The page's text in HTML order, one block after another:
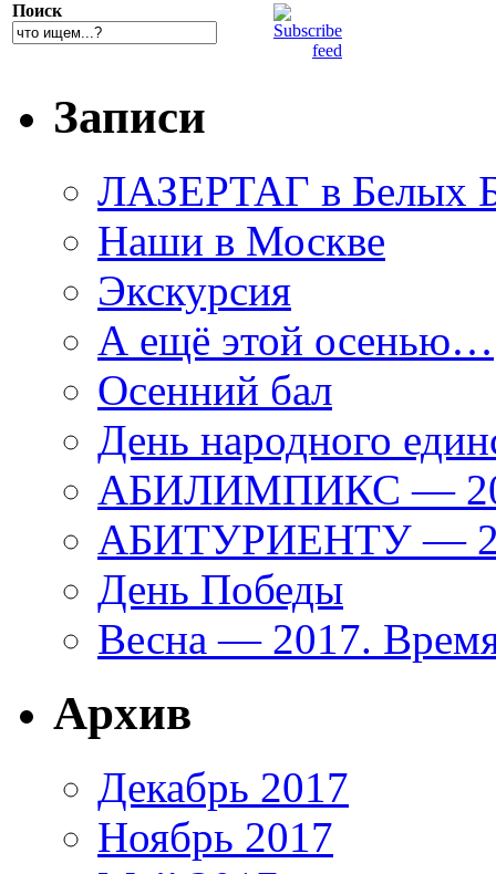
Поиск
Записи
ЛАЗЕРТАГ в Белых
Наши в Москве
Экскурсия
А ещё этой осенью…
Осенний бал
День народного
АБИЛИМПИКС —
АБИТУРИЕНТУ —
День Победы
Весна — 2017.
Архив
Декабрь 2017
Ноябрь 2017